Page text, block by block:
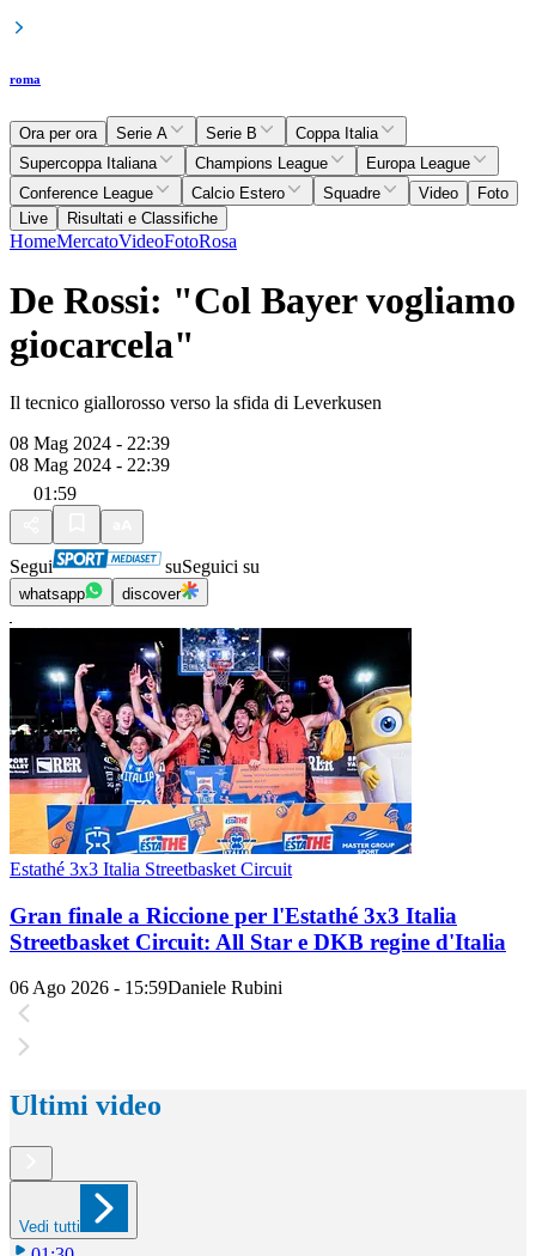
roma
Ora per ora Serie A Serie B
Coppa Italia
Supercoppa Italiana
Champions League
Europa League
Conference League
Calcio Estero Squadre Video
Foto
Live
Risultati e Classifiche
HomeMercatoVideoFotoRosa
De Rossi: "Col Bayer vogliamo
giocarcela"
Il tecnico giallorosso verso la sfida di Leverkusen
08 Mag 2024 - 22:39
08 Mag 2024 - 22:39
01:59
Segui suSeguici su
whatsapp discover
Estathé 3x3 Italia Streetbasket Circuit
Gran finale a Riccione per l'Estathé 3x3 Italia
Streetbasket Circuit: All Star e DKB regine d'Italia
06 Ago 2026 - 15:59Daniele Rubini
Ultimi video
Vedi tutti